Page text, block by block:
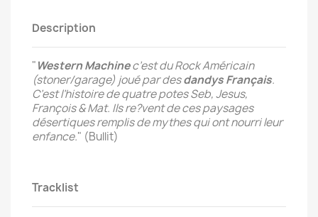
Description
"Western Machinec’est du Rock Américain
(stoner/garage) joué par desdandys Français.
C’est l’histoire de quatre potes Seb, Jesus,
François & Mat. Ils re?vent de ces paysages
désertiques remplis de mythes qui ont nourri leur
enfance." (Bullit)
Tracklist